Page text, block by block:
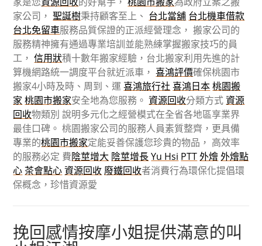
家公司，聖誕樹秉持顧客至上、 台北當舖 台北機車借款
台北免留車服務品質保證的正派經營理念， 搬家公司的
服務精神擁有通過專業培訓並能熟練掌握搬家技巧的員
工，信用狀積十數年搬家經驗，台北搬家利用先進的計
算機網路統一調度平台就近派車，喜鴻評價確保桃園市
搬家4小時及時、周到、運喜鴻旅行社 喜鴻日本桃園搬
家 桃園市搬家安全地為您服務。資源回收分類方式資源
回收物類別 說明多元化之經營模式在全省各地區享業界
最佳口碑。 桃園搬家公司的服務人員素質整齊，更具備
專業的桃園市搬家定能妥善保護您珍貴的物品， 高效率
的服務必定 費陰莖增大 陰莖增長Yu Hsi PTT外燴外燴點
心茶會點心資源回收 廢鐵回收者消費行為環保化提倡環
保概念，珍惜資源愛
挽回感情按摩小姐提供滿意的叫